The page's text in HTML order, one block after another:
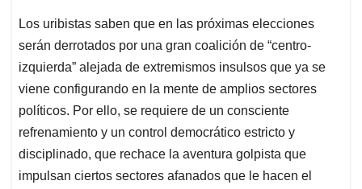
Los uribistas saben que en las próximas elecciones
serán derrotados por una gran coalición de “centro-
izquierda” alejada de extremismos insulsos que ya se
viene configurando en la mente de amplios sectores
políticos. Por ello, se requiere de un consciente
refrenamiento y un control democrático estricto y
disciplinado, que rechace la aventura golpista que
impulsan ciertos sectores afanados que le hacen el